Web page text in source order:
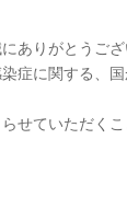
ありがとうござ
症に関する、
せていただくこ